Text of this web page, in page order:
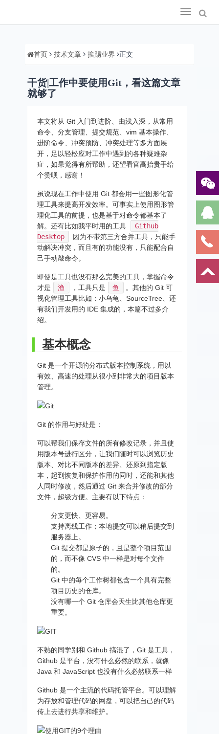
Toggle
navigation
首页 技术文章 挨踢业界 正文
干货|工作中要使用Git，看这篇文章
就够了
本文将从 Git 入门到进阶、由浅入深，从常用
命令、分支管理、提交规范、vim 基本操作、
进阶命令、冲突预防、冲突处理等多方面展
开，足以轻松应对工作中遇到的各种疑难杂
症，如果觉得有所帮助，还望看官高抬贵手给
个赞呗，感谢！
虽说现在工作中使用 Git 都会用一些图形化管
理工具来提高开发效率。可事实上使用图形管
理化工具的前提，也是基于对命令都基本了
解。还有比如我平时用的工具
Github
Desktop
因为不带第三方合并工具，只能手
动解决冲突，而且有的功能没有，只能配合自
己手动敲命令。
即使是工具也没有那么完美的工具，掌握命令
才是
渔 ，工具只是 鱼
。其他的 Git 可
视化管理工具比如：小乌龟、SourceTree、还
有我们开发用的 IDE 集成的，本篇不过多介
绍。
基本概念
Git 是一个开源的分布式版本控制系统，用以
有效、高速的处理从很小到非常大的项目版本
管理。
Git 的作用与好处是：
可以帮我们保存文件的所有修改记录，并且使
用版本号进行区分，让我们随时可以浏览历史
版本、对比不同版本的差异、还原到指定版
本，起到恢复和保护作用的同时，还能和其他
人同时修改，然后通过 Git 来合并修改的部分
文件，超级方便。主要有以下特点：
分支更快、更容易。
支持离线工作；本地提交可以稍后提交到
服务器上。
Git 提交都是原子的，且是整个项目范围
的，而不像 CVS 中一样是对每个文件
的。
Git 中的每个工作树都包含一个具有完整
项目历史的仓库。
没有哪一个 Git 仓库会天生比其他仓库更
重要。
不熟的同学别和 Github 搞混了，Git 是工具，
Github 是平台，没有什么必然的联系，就像
Java 和 JavaScript 也没有什么必然联系一样
Github 是一个主流的代码托管平台。可以理解
为存放和管理代码的网盘，可以把自己的代码
传上去进行共享和维护。